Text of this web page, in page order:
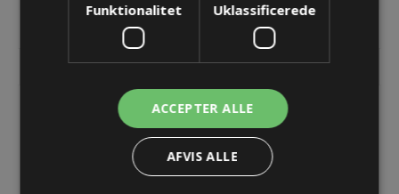
KØB
Funktionalitet Uklassificerede
ACCEPTER ALLE
AFVIS ALLE